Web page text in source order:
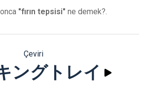
"fırın tepsisi" ne demek?.
Çeviri
ングトレイ